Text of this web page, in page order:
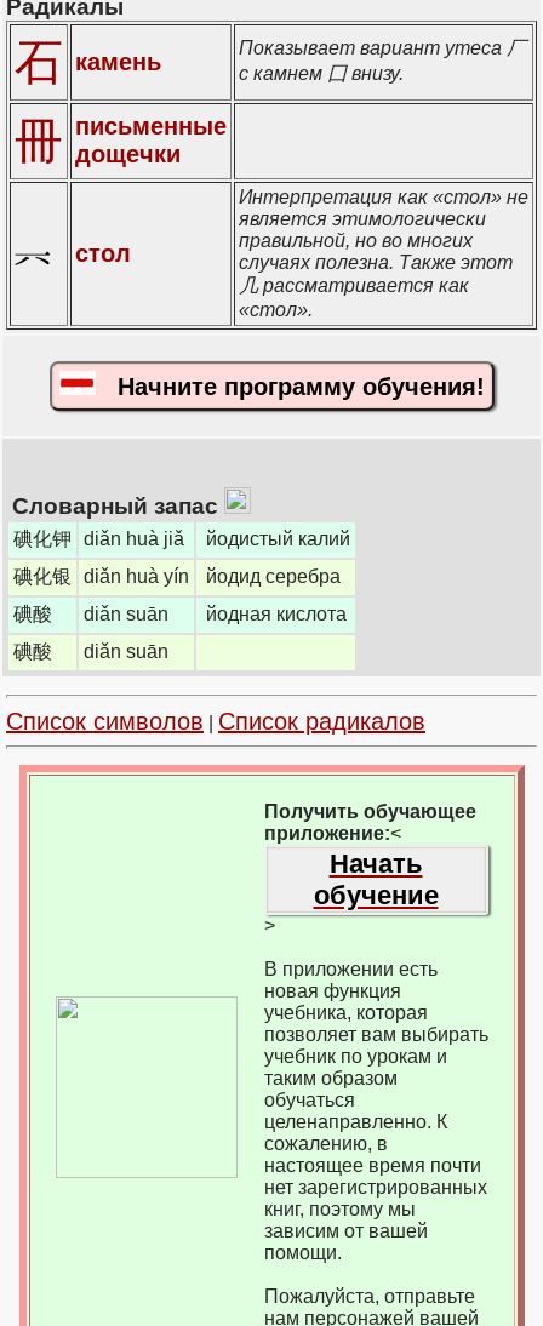
Радикалы
石 камень
Показывает вариант утеса 厂
с камнем 囗 внизу.
冊 письменные
дощечки
стол
Интерпретация как «стол» не
является этимологически
правильной, но во многих
случаях полезна. Также этот
几 рассматривается как
«стол».
Начните программу обучения!
Словарный запас
碘化钾 diǎn huà jiǎ
йодистый калий
碘化银
diǎn huà yín
йодид серебра
碘酸
diǎn suān
йодная кислота
碘酸
diǎn suān
Список символов Список радикалов
Получить обучающее
приложение:<
Начать
обучение
>
В приложении есть
новая функция
учебника, которая
позволяет вам выбирать
учебник по урокам и
таким образом
обучаться
целенаправленно. К
сожалению, в
настоящее время почти
нет зарегистрированных
книг, поэтому мы
зависим от вашей
помощи.
Пожалуйста, отправьте
нам персонажей вашей